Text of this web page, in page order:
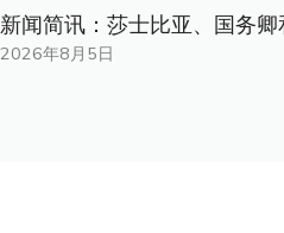
新闻简讯：莎士比亚、国务
2026年8月5日